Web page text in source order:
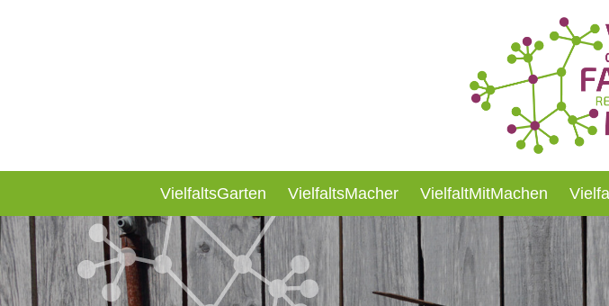
VielfaltsGarten VielfaltsMacher VielfaltMitMachen